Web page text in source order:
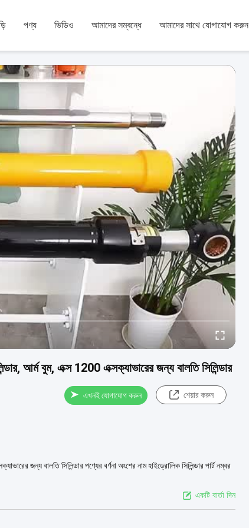
পণ্য ভিডিও আমাদের সম্বন্ধে আমাদের সাথে যোগাযোগ করুন
বুম, এক্স 1200 এক্সক্যাভারের জন্য বালতি সিলিন্ডার
এখনই যোগাযোগ করুন শেয়ার করুন
বালতি সিলিন্ডার পণ্যের বর্ণনা অংশের নাম হাইড্রোলিক সিলিন্ডার পার্ট নম্বর
একটি বার্তা দিন